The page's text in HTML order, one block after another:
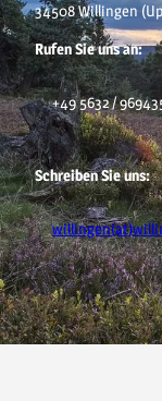
34508 Willingen
Rufen Sie uns an:
+49 5632 /
Schreiben Sie uns:
F
a
c
P
i
n
Y
o
u
I
n
s